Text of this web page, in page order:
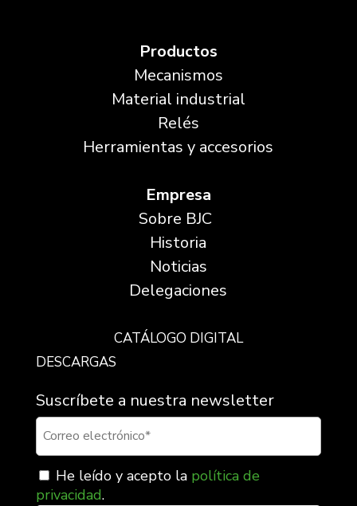
Productos
Mecanismos
Material industrial
Relés
Herramientas y accesorios
Empresa
Sobre BJC
Historia
Noticias
Delegaciones
CATÁLOGO DIGITAL
DESCARGAS
Suscríbete a nuestra newsletter
He leído y acepto la política de
privacidad.